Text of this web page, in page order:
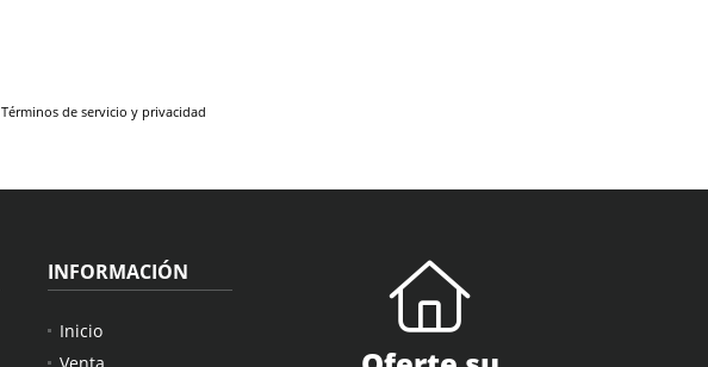
Términos de servicio y privacidad
INFORMACIÓN
Inicio